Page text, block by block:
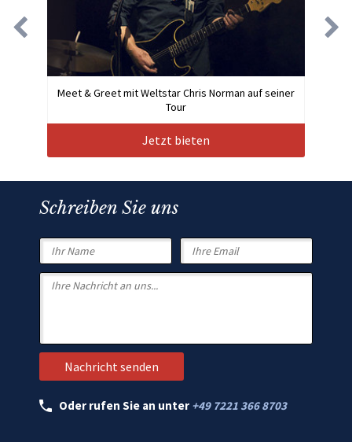
Meet & Greet mit Weltstar Chris Norman auf seiner
Tour
Jetzt bieten
Schreiben Sie uns
Oder rufen Sie an unter +49 7221 366 8703